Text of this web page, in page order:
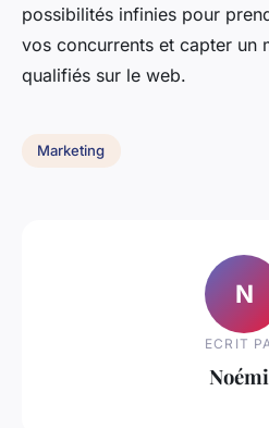
possibilités infinies pour
vos concurrents et capter un
qualifiés sur le web.
Marketing
N
ECRIT